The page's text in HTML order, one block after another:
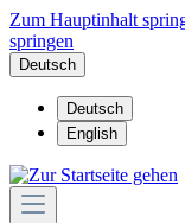
Zum Hauptinhalt
springen
Deutsch
Deutsch
English